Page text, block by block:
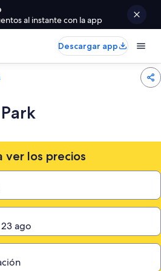
al instante con la app
Descargar app
ver los precios